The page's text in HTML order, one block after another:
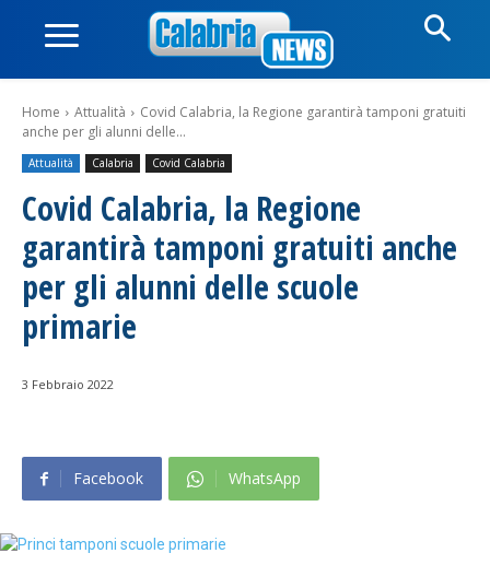
Home Attualità
Covid Calabria, la Regione garantirà tamponi gratuiti
anche per gli alunni delle...
Attualità Calabria Covid Calabria
Covid Calabria, la Regione
garantirà tamponi gratuiti anche
per gli alunni delle scuole
primarie
3 Febbraio 2022
Facebook WhatsApp